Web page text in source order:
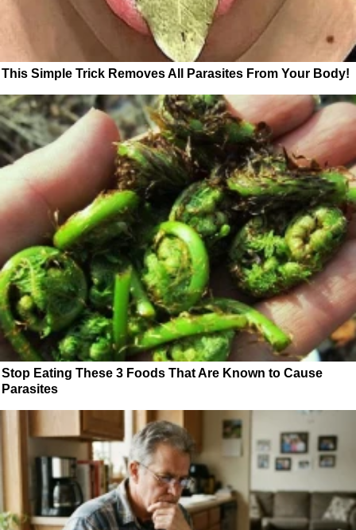
This Simple Trick Removes All Parasites From Your Body!
Stop Eating These 3 Foods That Are Known to Cause
Parasites